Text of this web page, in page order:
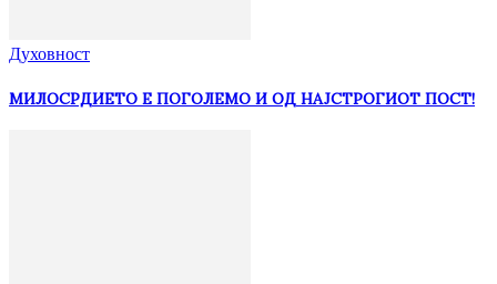
Духовност
МИЛОСРДИЕТО Е ПОГОЛЕМО И ОД НАЈСТРОГИОТ ПОСТ!